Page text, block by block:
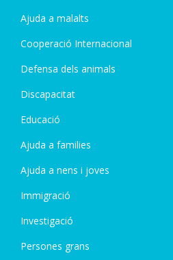
Ajuda a malalts
Cooperació Internacional
Defensa dels animals
Discapacitat
Educació
Ajuda a families
Ajuda a nens i joves
Immigració
Investigació
Persones grans